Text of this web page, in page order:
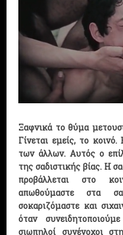
Ξαφνικά το θύμα
Γίνεται εμείς, το
των άλλων. Αυτός ο
της σαδιστικής βίας. Η
προβάλλεται στο
απωθούμαστε στα
σοκαριζόμαστε και
όταν
σιωπηλοί συνένοχοι